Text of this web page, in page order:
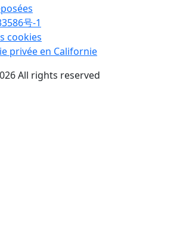
号-1
cookies
privée en Californie
All rights reserved